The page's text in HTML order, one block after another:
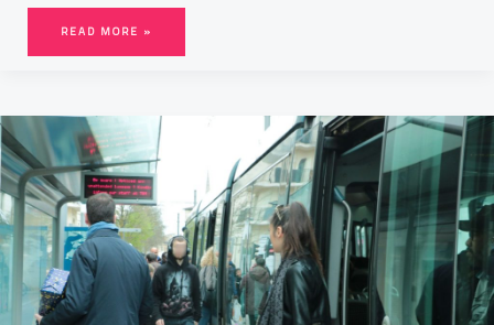
READ MORE »
HARCÈLEMENT
DE
RUE
:
COMMENT
ALLIER
SÉCURITÉ
ET
VILLE
DURABLE
?